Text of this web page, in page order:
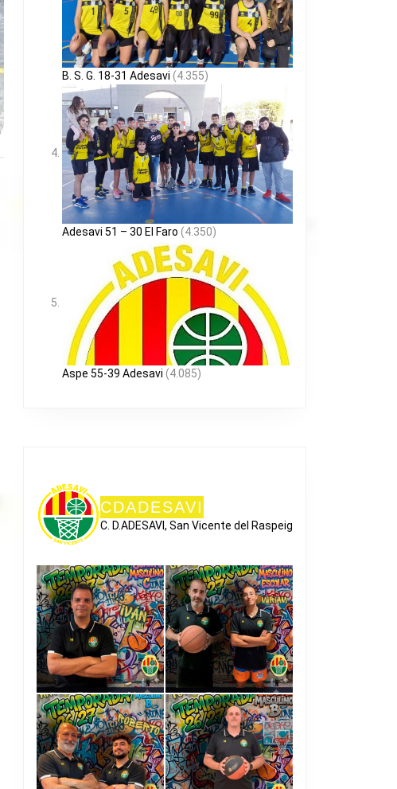
B. S. G. 18-31 Adesavi (4.355)
Adesavi 51 – 30 El Faro (4.350)
Aspe 55-39 Adesavi (4.085)
CDADESAVI
C. D.ADESAVI, San Vicente del Raspeig